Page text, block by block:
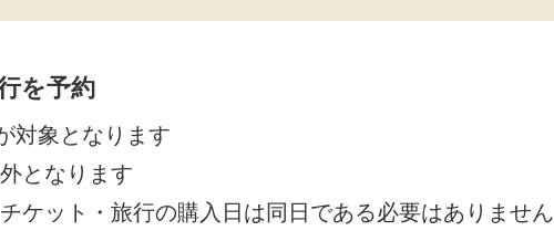
を予約
対象となります
となります
ケット・旅行の購入日は同日である必要はありません